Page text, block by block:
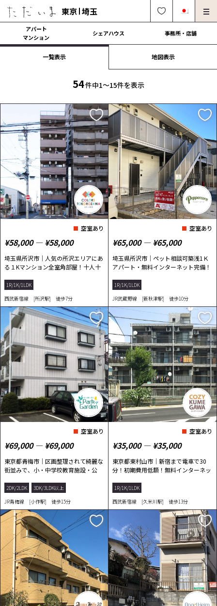
東京 埼玉
中文可 English OK 0120-249-900
オーナー様向け・管理募集
法人社宅でのご利用
契約の流れ
運営会社
アパート
マンション
シェアハウス 事務所・店舗
一覧表示 地図表示
54件中1〜15件を表示
空室あり
¥58,000 ― ¥58,000
埼玉県所沢市｜人気の所沢エリアにあ
る１Kマンション全室角部屋！十人十
1R/1K/1LDK
西武新宿線 [所沢駅] 徒歩7分
空室あり
¥65,000 ― ¥65,000
埼玉県所沢市｜ペット相談可築浅1Ｋ
アパート・無料インターネット完備！
1R/1K/1LDK
JR武蔵野線 [新秋津駅] 徒歩10分
空室あり
¥69,000 ― ¥69,000
東京都青梅市｜区画整理されて綺麗な
街並みで、小・中学校教育施設・公
2DK/2LDK
3DK/3LDK以上
JR青梅線 [小作駅] 徒歩15分
空室あり
¥35,000 ― ¥35,000
東京都東村山市｜新宿まで電車で30
分！初期費用低額！無料インターネッ
1R/1K/1LDK
西武新宿線 [久米川駅] 徒歩13分